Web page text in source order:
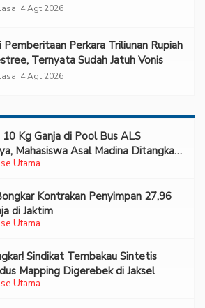
2026 UPN Veteran Jakarta”
4 Agt 2026
Pemberitaan Perkara Triliunan Rupiah
Ternyata Sudah Jatuh Vonis
4 Agt 2026
Utama
10 Kg Ganja di Pool Bus ALS
Mahasiswa Asal Madina Ditangkap
Utama
Kontrakan Penyimpan 27,96
di Jaktim
Utama
Sindikat Tembakau Sintetis
Mapping Digerebek di Jaksel